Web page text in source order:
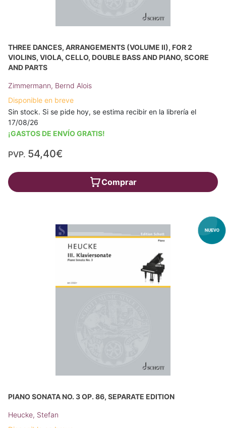
THREE DANCES, ARRANGEMENTS (VOLUME II), FOR 2
VIOLINS, VIOLA, CELLO, DOUBLE BASS AND PIANO, SCORE
AND PARTS
Zimmermann, Bernd Alois
Disponible en breve
Sin stock. Si se pide hoy, se estima recibir en la librería el
17/08/26
¡GASTOS DE ENVÍO GRATIS!
PVP. 54,40€
Comprar
PIANO SONATA NO. 3 OP. 86, SEPARATE EDITION
Heucke, Stefan